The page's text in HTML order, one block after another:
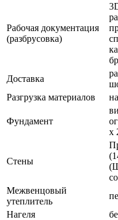
Рабочая документация
(разбрусовка)
Доставка
Разгрузка материалов
Фундамент
х
Стены
Межвенцовый
утеплитель
Нагеля